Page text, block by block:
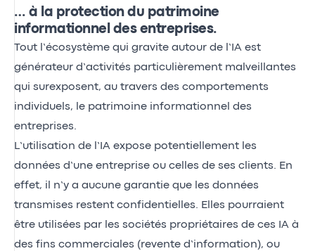
… à la protection du patrimoine
informationnel des entreprises.
Tout l’écosystème qui gravite autour de l’IA est
générateur d’activités particulièrement malveillantes
qui surexposent, au travers des comportements
individuels, le patrimoine informationnel des
entreprises.
L’utilisation de l’IA expose potentiellement les
données d’une entreprise ou celles de ses clients. En
effet, il n’y a aucune garantie que les données
transmises restent confidentielles. Elles pourraient
être utilisées par les sociétés propriétaires de ces IA à
des fins commerciales (revente d’information), ou